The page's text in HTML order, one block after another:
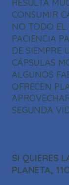
RESULTA
CONSUMIR
NO TODO
PACIENCIA
DE SIEMPRE
CÁPSULAS
ALGUNOS
OFRECEN
SEGUNDA
SI QUIERES
PLANETA,